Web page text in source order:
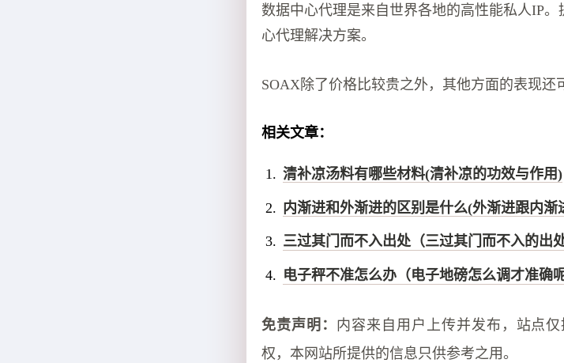
数据中心代理是来自世界各地的高性能私人IP
心代理解决方案。
SOAX除了价格比较贵之外，其他方面的表现还
相关文章：
清补凉汤料有哪些材料(清补凉的功效与作用)
内渐进和外渐进的区别是什么(外渐进跟内渐
三过其门而不入出处（三过其门而不入的出处
电子秤不准怎么办（电子地磅怎么调才准确呢
免责声明： 内容来自用户上传并发布，站点
权，本网站所提供的信息只供参考之用。